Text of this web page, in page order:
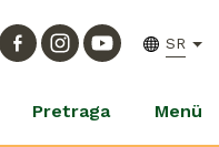
SR
Pretraga Menü